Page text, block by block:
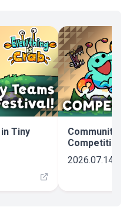
Tiny
Community
Competitions
2026.07.14